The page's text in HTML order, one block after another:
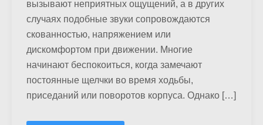
вызывают неприятных ощущений, а в других
случаях подобные звуки сопровождаются
скованностью, напряжением или
дискомфортом при движении. Многие
начинают беспокоиться, когда замечают
постоянные щелчки во время ходьбы,
приседаний или поворотов корпуса. Однако […]